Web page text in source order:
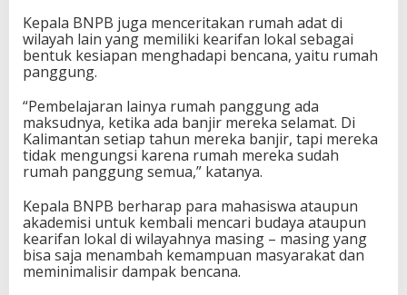
Kepala BNPB juga menceritakan rumah adat di
wilayah lain yang memiliki kearifan lokal sebagai
bentuk kesiapan menghadapi bencana, yaitu rumah
panggung.
“Pembelajaran lainya rumah panggung ada
maksudnya, ketika ada banjir mereka selamat. Di
Kalimantan setiap tahun mereka banjir, tapi mereka
tidak mengungsi karena rumah mereka sudah
rumah panggung semua,” katanya.
Kepala BNPB berharap para mahasiswa ataupun
akademisi untuk kembali mencari budaya ataupun
kearifan lokal di wilayahnya masing – masing yang
bisa saja menambah kemampuan masyarakat dan
meminimalisir dampak bencana.